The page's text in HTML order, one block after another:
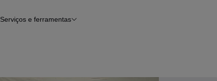
Serviços e ferramentas